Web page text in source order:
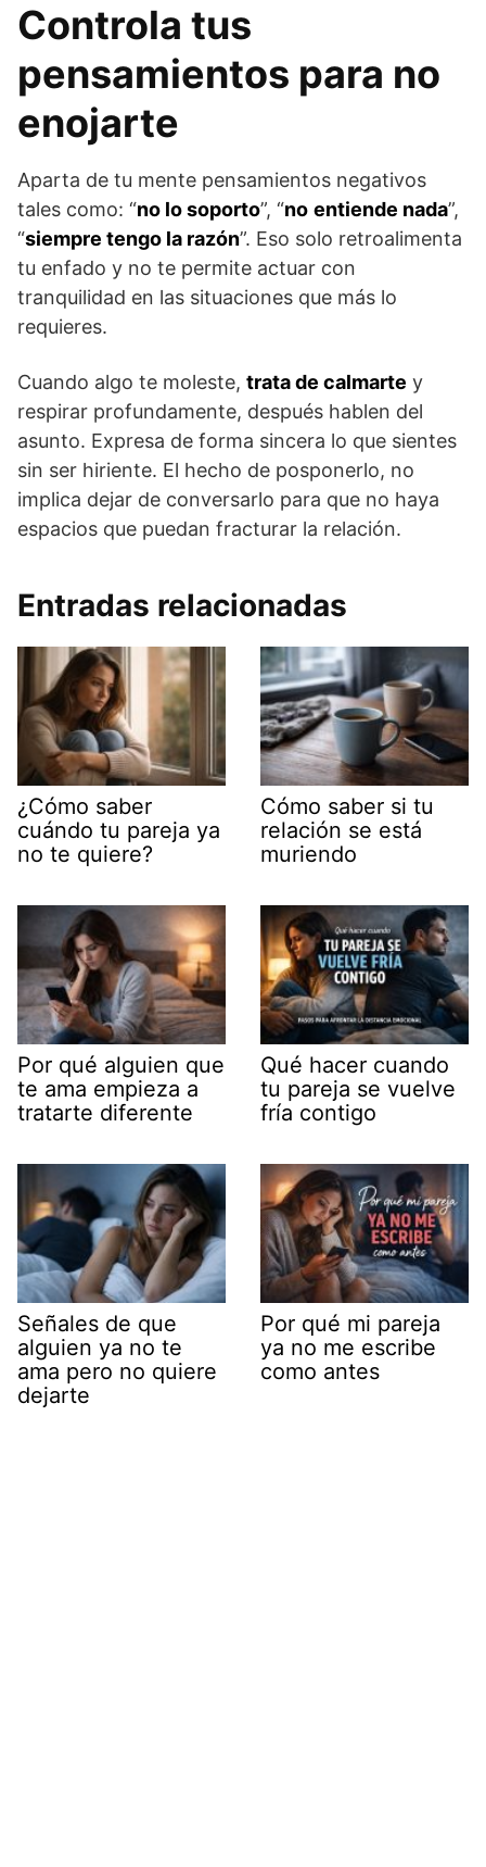
Controla tus
pensamientos para no
enojarte
Aparta de tu mente pensamientos negativos
tales como: “no lo soporto”, “no entiende nada”,
“siempre tengo la razón”. Eso solo retroalimenta
tu enfado y no te permite actuar con
tranquilidad en las situaciones que más lo
requieres.
Cuando algo te moleste, trata de calmarte y
respirar profundamente, después hablen del
asunto. Expresa de forma sincera lo que sientes
sin ser hiriente. El hecho de posponerlo, no
implica dejar de conversarlo para que no haya
espacios que puedan fracturar la relación.
Entradas relacionadas
¿Cómo saber
cuándo tu pareja ya
no te quiere?
Cómo saber si tu
relación se está
muriendo
Por qué alguien que
te ama empieza a
tratarte diferente
Qué hacer cuando
tu pareja se vuelve
fría contigo
Señales de que
alguien ya no te
ama pero no quiere
dejarte
Por qué mi pareja
ya no me escribe
como antes